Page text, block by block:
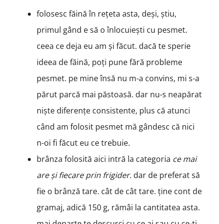
folosesc făină în rețeta asta, deși, știu,
primul gând e să o înlocuiești cu pesmet.
ceea ce deja eu am și făcut. dacă te sperie
ideea de făină, poți pune fără probleme
pesmet. pe mine însă nu m-a convins, mi s-a
părut parcă mai păstoasă. dar nu-s neapărat
niște diferențe consistente, plus că atunci
când am folosit pesmet mă gândesc că nici
n-oi fi făcut eu ce trebuie.
brânza folosită aici intră la categoria ce mai
are și fiecare prin frigider. dar de preferat să
fie o brânză tare. cât de cât tare. ține cont de
gramaj, adică 150 g, rămâi la cantitatea asta.